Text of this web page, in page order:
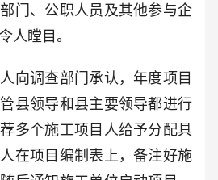
门、公职人员及其他参与企
人瞠目。
向调查部门承认，年度项目
县领导和县主要领导都进行
多个施工项目人给予分配具
在项目编制表上，备注好施